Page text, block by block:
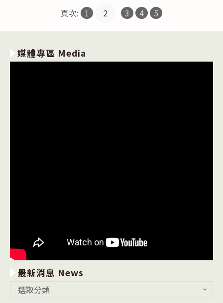
頁次: 1 2 3 4 5
媒體專區 Media
最新消息 News
選取分類